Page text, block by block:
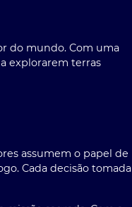
do mundo. Com uma
explorarem terras
assumem o papel de
Cada decisão tomada